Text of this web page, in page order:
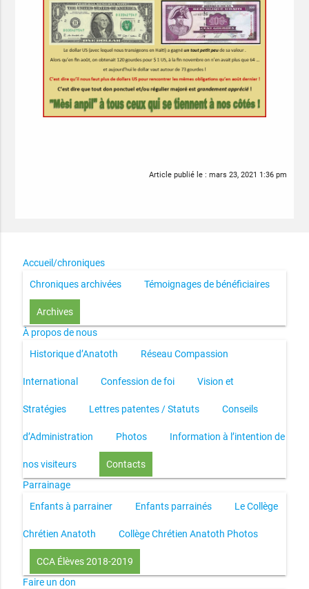
Article publié le :mars 23, 2021 1:36 pm
Accueil/chroniques
Chroniques archivées
Témoignages de bénéficiaires
Archives
À propos de nous
Historique d’Anatoth
Réseau Compassion
International Confession de foi Vision et
Stratégies Lettres patentes / Statuts Conseils
d’Administration Photos Information à l’intention de
nos visiteurs
Contacts
Parrainage
Enfants à parrainer
Enfants parrainés Le Collège
Chrétien Anatoth Collège Chrétien Anatoth Photos
CCA Élèves 2018-2019
Faire un don